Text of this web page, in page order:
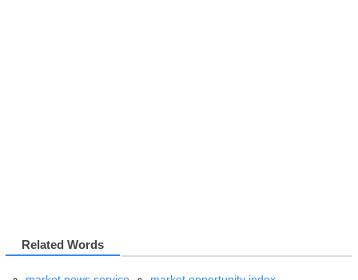
Related Words